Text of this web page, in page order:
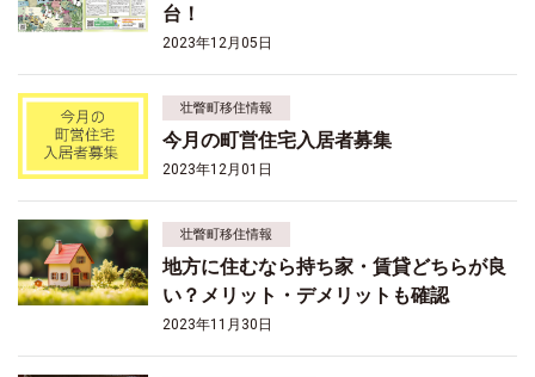
台！
2023年12月05日
壮瞥町移住情報
今月の町営住宅入居者募集
2023年12月01日
壮瞥町移住情報
地方に住むなら持ち家・賃貸どちらが良
い？メリット・デメリットも確認
2023年11月30日